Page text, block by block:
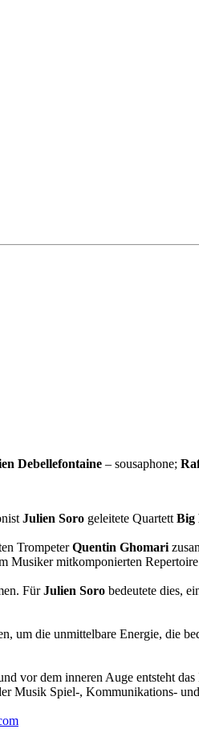
Debellefontaine – sousaphone;
Julien Soro geleitete Quartett Big
TrompeterQuentin Ghomari
Musiker mitkomponierten
FürJulien Soro bedeutete dies,
um die unmittelbare Energie, die
vor dem inneren Auge entsteht
Musik Spiel-, Kommunikations-